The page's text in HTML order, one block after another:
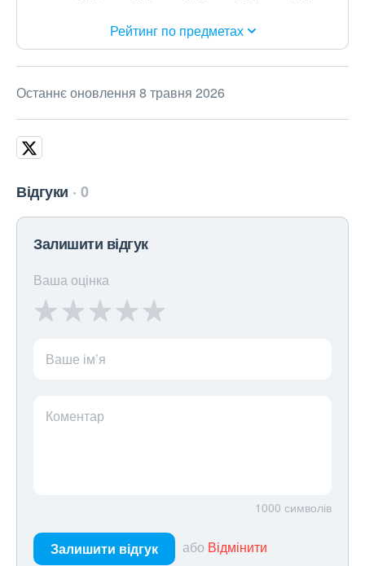
Рейтинг по предметах
Останнє оновлення 8 травня 2026
Відгуки 0
Залишити відгук
Ваша оцінка
Ваше ім’я
Коментар
1000 символів
Залишити відгук або Відмінити